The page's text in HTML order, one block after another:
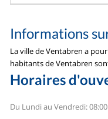
Informations
La ville de Ventabren a
habitants de Ventabren
Horaires
Du Lundi au Vendredi: